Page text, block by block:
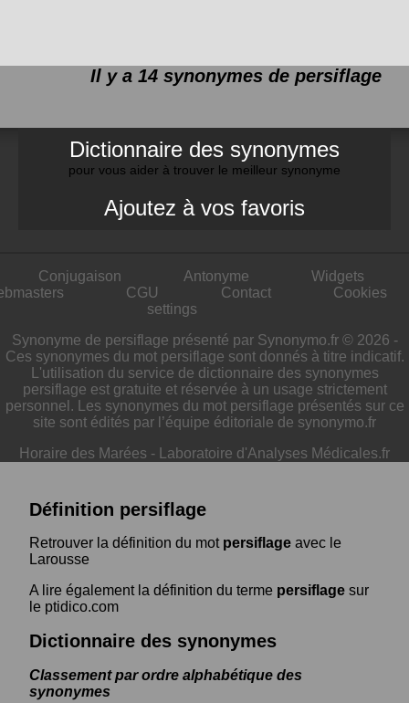
Il y a 14 synonymes de persiflage
Dictionnaire des synonymes
pour vous aider à trouver le meilleur synonyme
Ajoutez à vos favoris
Conjugaison Antonyme
Widgets
CGU Contact
Cookies
settings
Synonyme de persiflage présenté par Synonymo.fr © 2026 -
Ces synonymes du mot persiflage sont donnés à titre indicatif.
L'utilisation du service de dictionnaire des synonymes
persiflage est gratuite et réservée à un usage strictement
personnel. Les synonymes du mot persiflage présentés sur ce
site sont édités par l’équipe éditoriale de synonymo.fr
Horaire des Marées - Laboratoire d'Analyses Médicales.fr
Définition persiflage
Retrouver la définition du mot persiflage avec le
Larousse
A lire également la définition du terme persiflage sur
le ptidico.com
Dictionnaire des synonymes
Classement par ordre alphabétique des
synonymes